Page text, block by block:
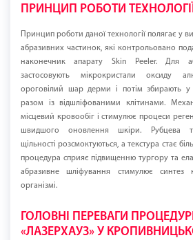
ПРИНЦИП РОБОТИ
Принцип роботи даної технології полягає у
абразивних частинок, які контрольовано
наконечник апарату Skin Peeler. Для
застосовують мікрокристали оксиду
ороговілий шар дерми і потім збирають
разом із відшліфованими клітинами.
місцевий кровообіг і стимулює процеси
швидшого оновлення шкіри. Рубцева
щільності розсмоктуються, а текстура стає
процедура сприяє підвищенню тургору та
абразивне шліфування стимулює
організмі.
ГОЛОВНІ ПЕРЕВАГИ
«ЛАЗЕРХАУЗ» У